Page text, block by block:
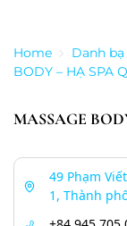
Home Danh bạ
BODY – HẠ SPA
MASSAGE
49 Phạm
1, Thành